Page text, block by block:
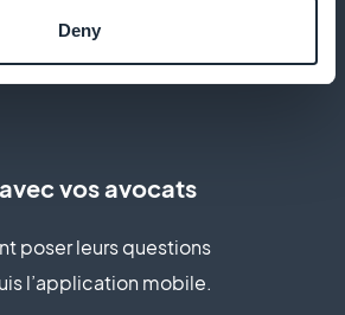
Deny
exclusives aux clients
vos avocats
poser leurs questions
l’application mobile.